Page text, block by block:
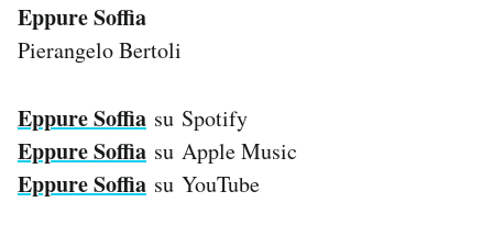
Eppure Soffia
Pierangelo Bertoli
Eppure Soffia su Spotify
Eppure Soffia su Apple Music
Eppure Soffia su YouTube